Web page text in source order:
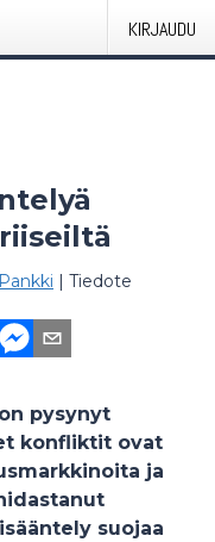
KIRJAUDU
| Tiedote
pysynyt
konfliktit ovat
ja
suojaa